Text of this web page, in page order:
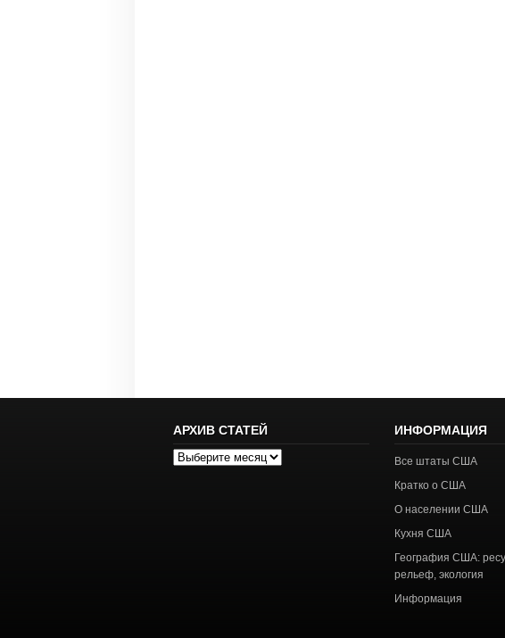
АРХИВ СТАТЕЙ
Архив
ИНФОРМАЦИЯ
Все штаты США
Кратко о США
О населении США
Кухня США
География США:
рельеф, экология
Информация